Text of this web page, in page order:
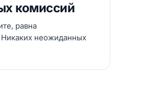
комиссий
равна
неожиданных